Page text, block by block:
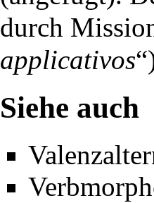
durch
applicativos
Siehe auch